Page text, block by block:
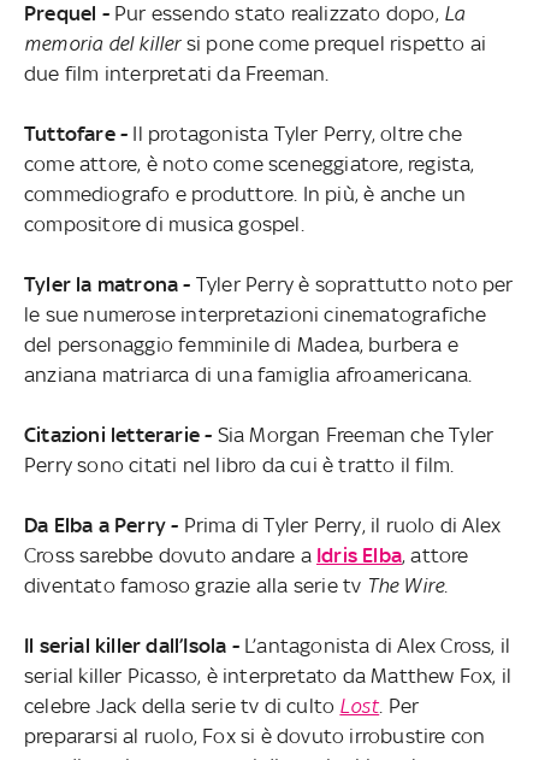
Prequel - Pur essendo stato realizzato dopo, La
memoria del killer si pone come prequel rispetto ai
due film interpretati da Freeman.
Tuttofare - Il protagonista Tyler Perry, oltre che
come attore, è noto come sceneggiatore, regista,
commediografo e produttore. In più, è anche un
compositore di musica gospel.
Tyler la matrona - Tyler Perry è soprattutto noto per
le sue numerose interpretazioni cinematografiche
del personaggio femminile di Madea, burbera e
anziana matriarca di una famiglia afroamericana.
Citazioni letterarie - Sia Morgan Freeman che Tyler
Perry sono citati nel libro da cui è tratto il film.
Da Elba a Perry - Prima di Tyler Perry, il ruolo di Alex
Cross sarebbe dovuto andare a Idris Elba, attore
diventato famoso grazie alla serie tv The Wire.
Il serial killer dall’Isola -L’antagonista di Alex Cross, il
serial killer Picasso, è interpretato da Matthew Fox, il
celebre Jack della serie tv di culto Lost. Per
prepararsi al ruolo, Fox si è dovuto irrobustire con